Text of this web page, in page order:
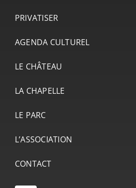
PRIVATISER
AGENDA CULTUREL
LE CHÂTEAU
LA CHAPELLE
LE PARC
L’ASSOCIATION
CONTACT